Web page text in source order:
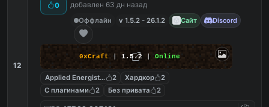
12
0
добавлен 63 дн назад
Оффлайн
v 1.5.2 - 26.1.2 Сайт Discord
0xCraft | 1.5.2 | Online
Applied Energistics 22 Хардкор
2
С плагинами
2 Без привата 2